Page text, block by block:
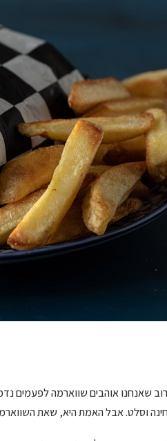
שאנחנו אוהבים שווארמה לפעמים
וסלט. אבל האמת היא, שאת